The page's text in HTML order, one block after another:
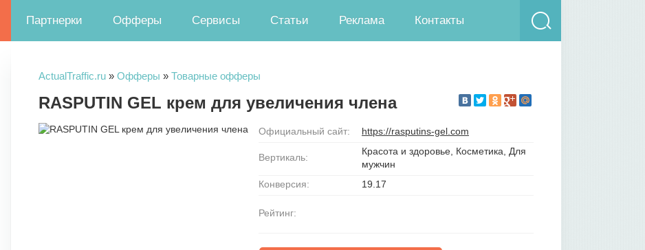
Партнерки Офферы Сервисы Статьи Реклама Контакты
ActualTraffic.ru » Офферы » Товарные офферы
RASPUTIN GEL крем для увеличения члена
Официальный сайт: https://rasputins-gel.com
Вертикаль:
Красота и здоровье, Косметика, Для
мужчин
Конверсия:
19.17
Рейтинг: